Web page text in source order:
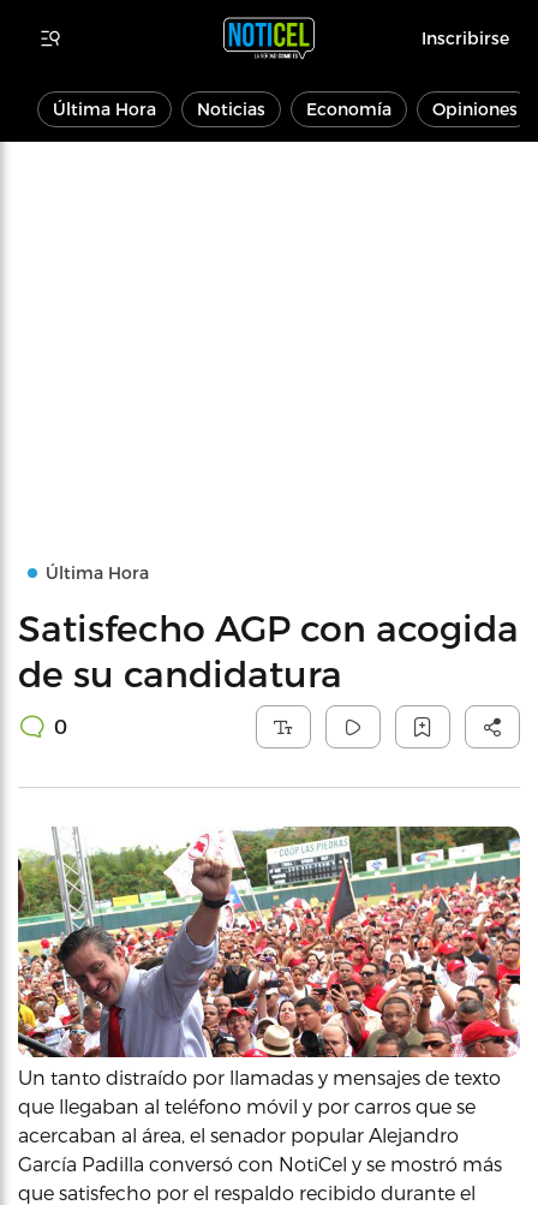
Inscribirse
Última Hora Noticias Economía Opiniones
Última Hora
Satisfecho AGP con acogida
de su candidatura
0
Un tanto distraído por llamadas y mensajes de texto
que llegaban al teléfono móvil y por carros que se
acercaban al área, el senador popular Alejandro
García Padilla conversó con NotiCel y se mostró más
que satisfecho por el respaldo recibido durante el